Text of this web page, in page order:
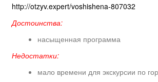
http://otzyv.expert/voshishena-807032
Достоинства:
насыщенная программа
Недостатки:
мало времени для экскурсии по